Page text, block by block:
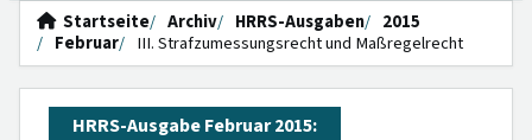
Startseite Archiv HRRS-Ausgaben
2015
Februar
III. Strafzumessungsrecht und Maßregelrecht
HRRS-Ausgabe Februar 2015: